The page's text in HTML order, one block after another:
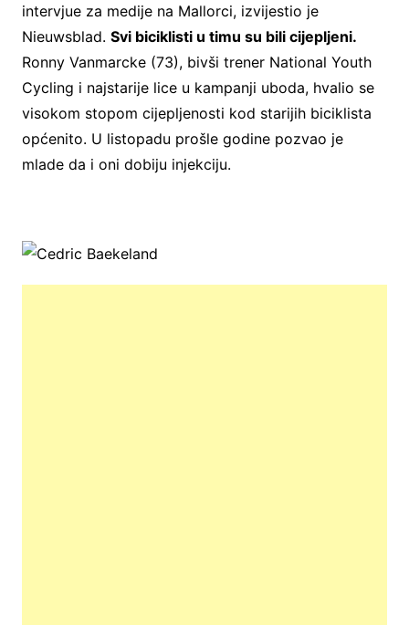
intervjue za medije na Mallorci, izvijestio je
Nieuwsblad. Svi biciklisti u timu su bili cijepljeni.
Ronny Vanmarcke (73), bivši trener National Youth
Cycling i najstarije lice u kampanji uboda, hvalio se
visokom stopom cijepljenosti kod starijih biciklista
općenito. U listopadu prošle godine pozvao je
mlade da i oni dobiju injekciju.